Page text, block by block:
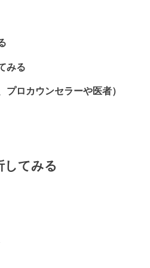
みる
プロカウンセラーや医者）
してみる